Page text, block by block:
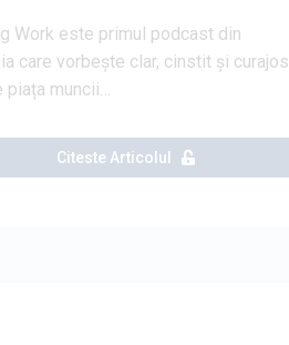
Work este primul podcast din
care vorbește clar, cinstit și curajos
piața muncii…
Citeste Articolul